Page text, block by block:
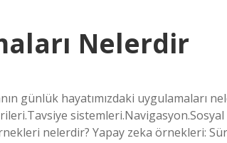
Nelerdir
günlük hayatımızdaki uygulamaları
sistemleri.Navigasyon.Sosyal
nelerdir? Yapay zeka örnekleri: